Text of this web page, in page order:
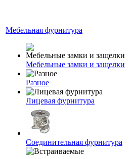
Мебельная фурнитура
Мебельные замки и защелки
Разное
Лицевая фурнитура
Соединительная фурнитура